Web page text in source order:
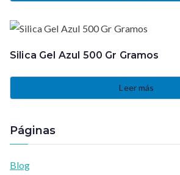
Silica Gel Azul 500 Gr Gramos
Leer más
Páginas
Blog